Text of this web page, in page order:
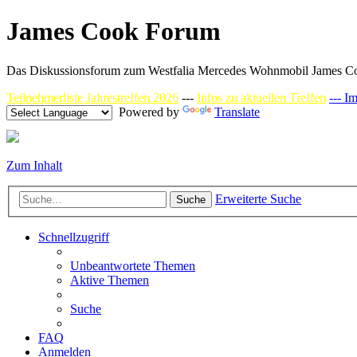
James Cook Forum
Das Diskussionsforum zum Westfalia Mercedes Wohnmobil James
Teilnehmerliste Jahrestreffen 2026 --- Infos zu aktuellen Treffen ---
Powered by
Translate
Zum Inhalt
Suche Erweiterte Suche
Schnellzugriff
Unbeantwortete Themen
Aktive Themen
Suche
FAQ
Anmelden